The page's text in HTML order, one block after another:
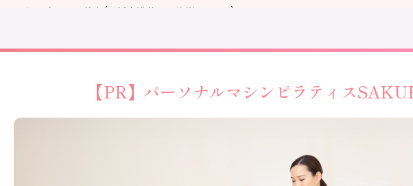
かんたんピラティス教室(長浜市浅井B&G海洋センター)
予約・キャンセルポリシーを確認する
無理をせず自分のペースで参加する
おすすめのピラティススタジオまとめ
【PR】 パーソナルマシンピラティス